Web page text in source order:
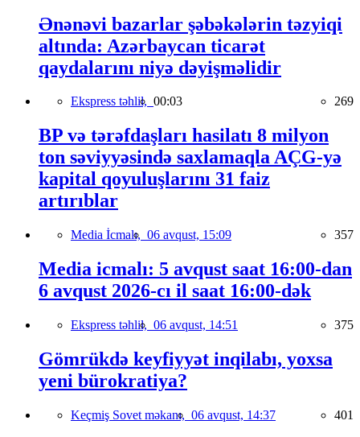
Ənənəvi bazarlar şəbəkələrin təzyiqi
altında: Azərbaycan ticarət
qaydalarını niyə dəyişməlidir
Ekspress təhlil, 00:03 269
BP və tərəfdaşları hasilatı 8 milyon
ton səviyyəsində saxlamaqla AÇG-yə
kapital qoyuluşlarını 31 faiz
artırıblar
Media İcmalı, 06 avqust, 15:09 357
Media icmalı: 5 avqust saat 16:00-dan
6 avqust 2026-cı il saat 16:00-dək
Ekspress təhlil, 06 avqust, 14:51 375
Gömrükdə keyfiyyət inqilabı, yoxsa
yeni bürokratiya?
Keçmiş Sovet məkanı, 06 avqust, 14:37 401